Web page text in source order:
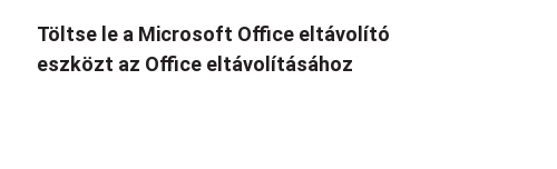
Töltse le a Microsoft Office eltávolító
eszközt az Office eltávolításához